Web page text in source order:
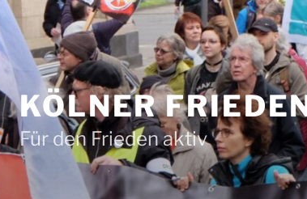
KÖLNER
Für den Frieden aktiv